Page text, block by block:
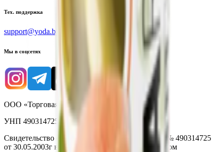
Тех. поддержка
support@yoda.by
Мы в соцсетях
ООО «Торговая сеть «Продмир»
УНП 490314725
Свидетельство о государственной регистрации № 490314725
от 30.05.2003г выдано Гомельским облисполкомом